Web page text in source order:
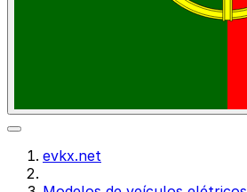
evkx.net